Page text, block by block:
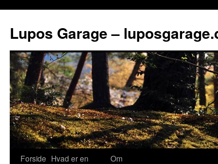
Lupos Garage –
Forside Hvad er en
Om